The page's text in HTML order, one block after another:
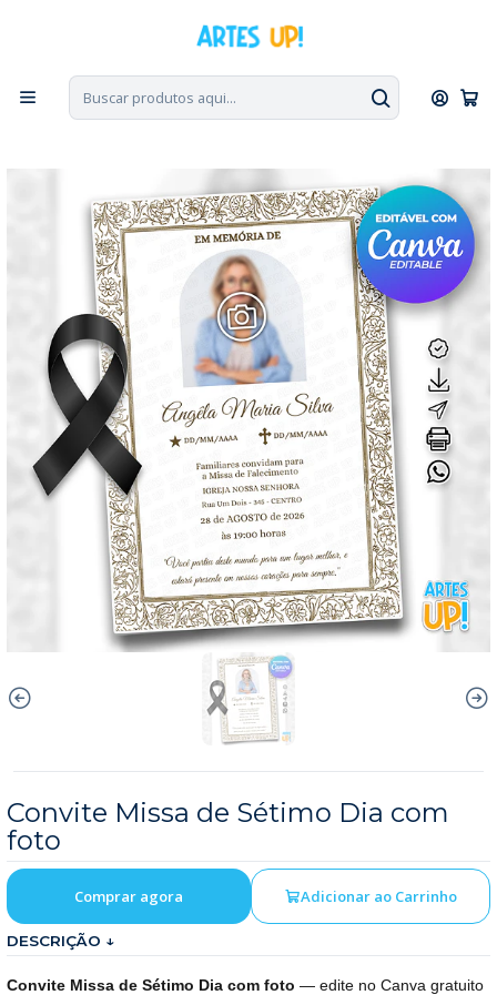
Escolha seu idioma. Change the language. Cambia el
Início Homenagem de Falecimento 7° Dia
Convite Missa de Sétimo Dia com foto
Convite Missa de Sétimo Dia com
foto
Adicionar ao Carrinho
Comprar agora
DESCRIÇÃO ↓
Convite Missa de Sétimo Dia com foto — edite no Canva gratuito